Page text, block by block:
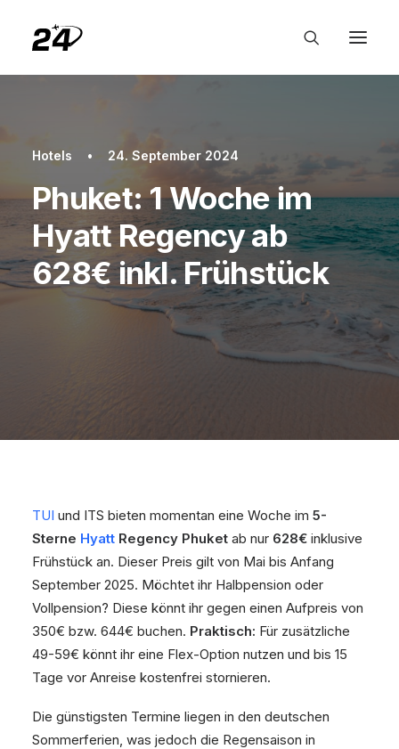
Hotels • 24. September 2024
Phuket: 1 Woche im
Hyatt Regency ab
628€ inkl. Frühstück
TUI und ITS bieten momentan eine Woche im 5-
Sterne Hyatt Regency Phuket ab nur 628€ inklusive
Frühstück an. Dieser Preis gilt von Mai bis Anfang
September 2025. Möchtet ihr Halbpension oder
Vollpension? Diese könnt ihr gegen einen Aufpreis von
350€ bzw. 644€ buchen. Praktisch: Für zusätzliche
49-59€ könnt ihr eine Flex-Option nutzen und bis 15
Tage vor Anreise kostenfrei stornieren.
Die günstigsten Termine liegen in den deutschen
Sommerferien, was jedoch die Regensaison in